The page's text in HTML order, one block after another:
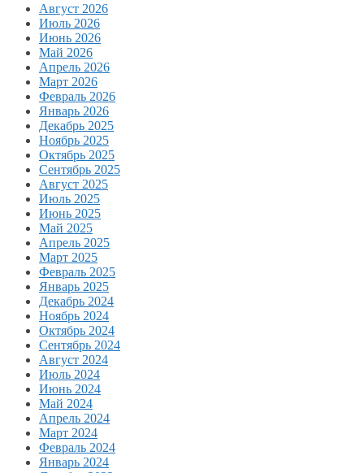
Август 2026
Июль 2026
Июнь 2026
Май 2026
Апрель 2026
Март 2026
Февраль 2026
Январь 2026
Декабрь 2025
Ноябрь 2025
Октябрь 2025
Сентябрь 2025
Август 2025
Июль 2025
Июнь 2025
Май 2025
Апрель 2025
Март 2025
Февраль 2025
Январь 2025
Декабрь 2024
Ноябрь 2024
Октябрь 2024
Сентябрь 2024
Август 2024
Июль 2024
Июнь 2024
Май 2024
Апрель 2024
Март 2024
Февраль 2024
Январь 2024